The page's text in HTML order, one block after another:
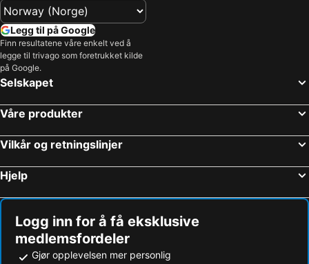
Legg til på Google
Finn resultatene våre enkelt ved å
legge til trivago som foretrukket kilde
på Google.
Selskapet
Våre produkter
Vilkår og retningslinjer
Hjelp
Logg inn for å få eksklusive
medlemsfordeler
Gjør opplevelsen mer personlig